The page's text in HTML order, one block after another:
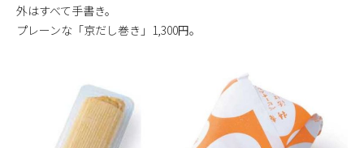
外はすべて手書き。
プレーンな「京だし巻き」1,300円。